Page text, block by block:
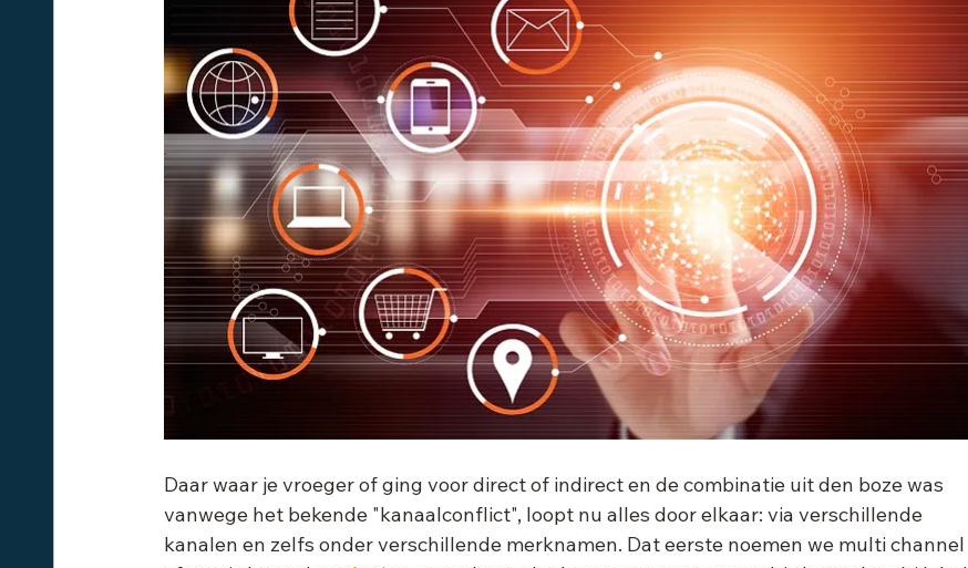
Daar waar je vroeger of ging voor direct of indirect en de combinatie uit den boze was
vanwege het bekende "kanaalconflict", loopt nu alles door elkaar: via verschillende
kanalen en zelfs onder verschillende merknamen. Dat eerste noemen we multi channel